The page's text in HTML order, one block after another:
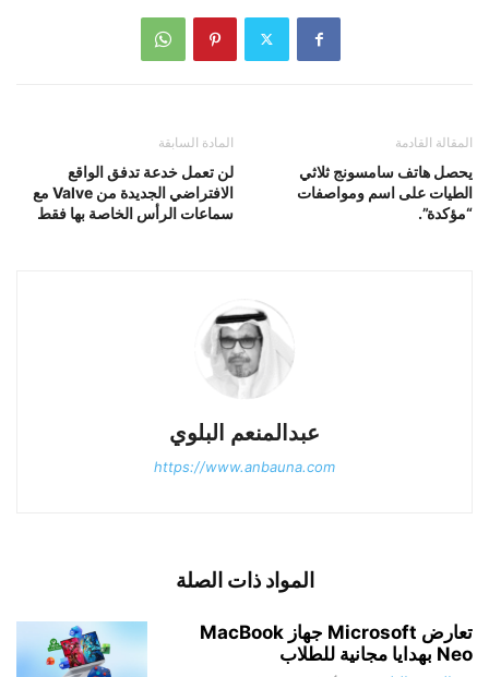
المادة السابقة
لن تعمل خدعة تدفق الواقع
الافتراضي الجديدة من Valve مع
سماعات الرأس الخاصة بها فقط
المقالة القادمة
يحصل هاتف سامسونج ثلاثي
الطيات على اسم ومواصفات
“مؤكدة”.
عبدالمنعم البلوي
https://www.anbauna.com
المواد ذات الصلة
تعارض Microsoft جهاز MacBook
Neo بهدايا مجانية للطلاب